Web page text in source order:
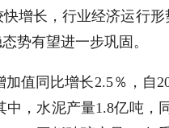
增长，行业经济运行
势有望进一步巩固。
值同比增长2.5％，自
，水泥产量1.8亿吨